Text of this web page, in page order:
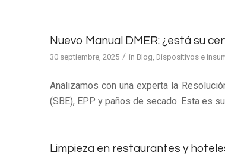
Nuevo Manual DMER: ¿está su
30 septiembre, 2025 / in Blog, Dispositivos e
Analizamos con una experta la
(SBE), EPP y paños de secado. Esta es
Limpieza en restaurantes y